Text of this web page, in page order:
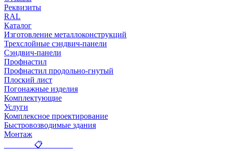
Реквизиты
RAL
Каталог
Изготовление металлоконструкций
Трехслойные сэндвич-панели
Сэндвич-панели
Профнастил
Профнастил продольно-гнутый
Плоский лист
Погонажные изделия
Комплектующие
Услуги
Комплексное проектирование
Быстровозводимые здания
Монтаж
_______ 📋 _______